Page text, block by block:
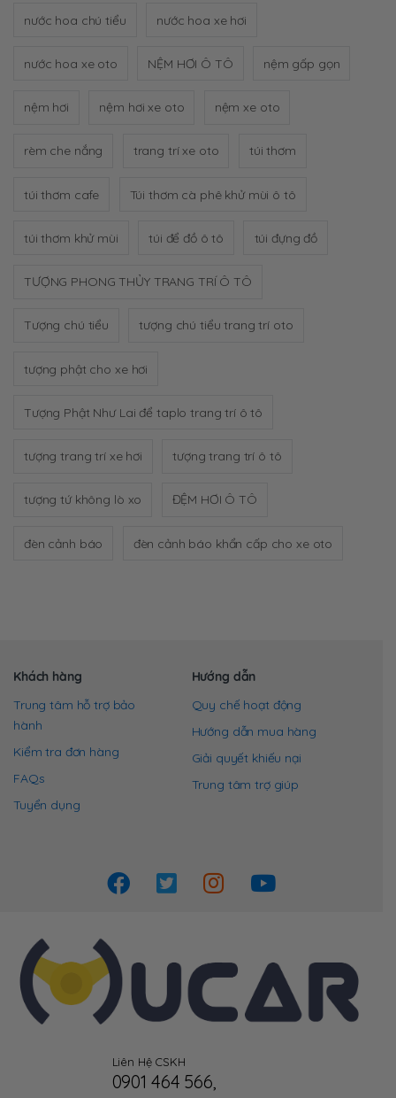
nước hoa chú tiểu nước hoa xe hơi
nước hoa xe oto NỆM HƠI Ô TÔ nệm gấp gọn
nệm hơi nệm hơi xe oto nệm xe oto
rèm che nắng trang trí xe oto túi thơm
túi thơm cafe Túi thơm cà phê khử mùi ô tô
túi thơm khử mùi túi để đồ ô tô túi đựng đồ
TƯỢNG PHONG THỦY TRANG TRÍ Ô TÔ
Tượng chú tiểu tượng chú tiểu trang trí oto
tượng phật cho xe hơi
Tượng Phật Như Lai để taplo trang trí ô tô
tượng trang trí xe hơi tượng trang trí ô tô
tượng tứ không lò xo ĐỆM HƠI Ô TÔ
đèn cảnh báo đèn cảnh báo khẩn cấp cho xe oto
Khách hàng
Trung tâm hỗ trợ bảo
hành
Kiểm tra đơn hàng
FAQs
Tuyển dụng
Hướng dẫn
Quy chế hoạt động
Hướng dẫn mua hàng
Giải quyết khiếu nại
Trung tâm trợ giúp
Liên Hệ CSKH
0901 464 566,